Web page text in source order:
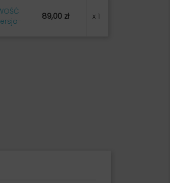
89,00 zł x 1